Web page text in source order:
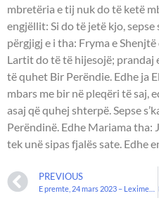
mbretëria e tij nuk do të ketë
engjëllit: Si do të jetë kjo, sepse
përgjigj e i tha: Fryma e
Lartit do të të hijesojë; prandaj
të quhet Bir Perëndie. Edhe ja
mbars me bir në pleqëri të saj,
asaj që quhej shterpë. Sepse
Perëndinë. Edhe Mariama tha:
tek unë sipas fjalës sate. Edhe
PREVIOUS